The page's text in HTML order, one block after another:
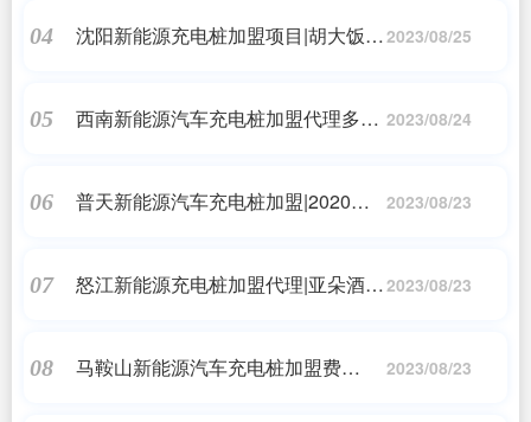
04
沈阳新能源充电桩加盟项目|胡大饭馆2023/08/25
05
西南新能源汽车充电桩加盟代理多少 2023/08/24
06
普天新能源汽车充电桩加盟|2020年
2023/08/23
07
怒江新能源充电桩加盟代理|亚朵酒
2023/08/23
08
马鞍山新能源汽车充电桩加盟费
2023/08/23